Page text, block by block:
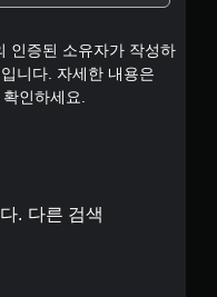
인증된 소유자가 작성하
니다. 자세한 내용은
인하세요.
. 다른 검색